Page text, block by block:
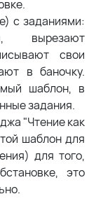
с заданиями:
вырезают
свои
в баночку.
шаблон, в
задания.
"Чтение как
шаблон для
для того,
это